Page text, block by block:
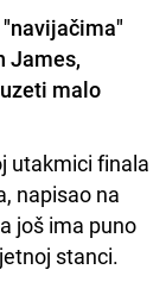
James,
malo
utakmici finala
napisao na
još ima puno
stanci.